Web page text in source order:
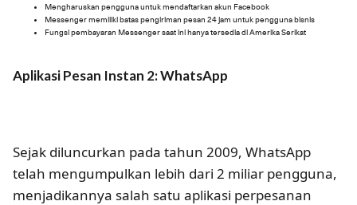
Mengharuskan pengguna untuk mendaftarkan akun Facebook
Messenger memiliki batas pengiriman pesan 24 jam untuk pengguna bisnis
Fungsi pembayaran Messenger saat ini hanya tersedia di Amerika Serikat
Aplikasi Pesan Instan 2: WhatsApp
Sejak diluncurkan pada tahun 2009, WhatsApp
telah mengumpulkan lebih dari 2 miliar pengguna,
menjadikannya salah satu aplikasi perpesanan